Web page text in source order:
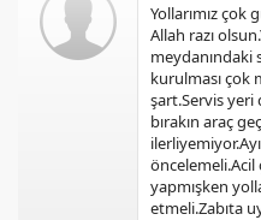
Yollarımız çok
Allah razı
meydanındaki
kurulması çok
şart.Servis
bırakın araç
öncelemeli.Acil
yapmışken
etmeli.Zabıta